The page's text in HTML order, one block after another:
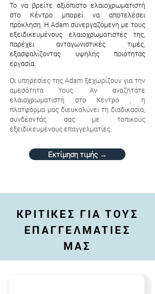
Το να βρείτε αξιόπιστο ελαιοχρωματιστή
στο Κέντρο μπορεί να αποτελέσει
πρόκληση. Η Adam συνεργαζόμενη με τους
εξειδικευμένους ελαιοχρωματιστές της,
παρέχει ανταγωνιστικές τιμές,
εξασφαλίζοντας υψηλής ποιότητας
εργασία.
Οι υπηρεσίες της Adam ξεχωρίζουν για την
αμεσότητα τους. Αν αναζητάτε
ελαιοχρωματιστή στο Κέντρο , η
πλατφόρμα μας διευκολύνει τη διαδικασία,
συνδέοντάς σας με τοπικούς
εξειδικευμένους επαγγελματίες.
Εκτίμηση τιμής →
ΚΡΙΤΙΚΕΣ ΓΙΑ ΤΟΥΣ
ΕΠΑΓΓΕΛΜΑΤΙΕΣ
ΜΑΣ